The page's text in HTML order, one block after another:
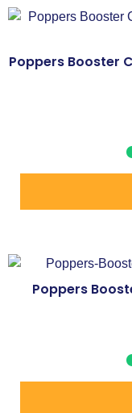
Poppers Booster
Poppers